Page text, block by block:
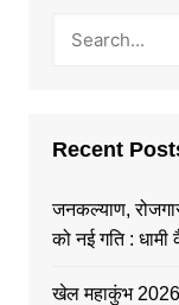
Recent
जनकल्याण,
को नई गति :
खेल महाकुंभ 2026